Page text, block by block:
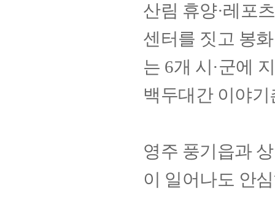
산림 휴양·레포
센터를 짓고 봉
는 6개 시·군에
백두대간 이야
영주 풍기읍과
이 일어나도 안